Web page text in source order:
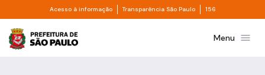
Pular para o Conteúdo principal
Acesso à informação Divisor de acesso à informação
Transparência São Paulo Divisor de
156
Prefeitura de São PauloMenu menu